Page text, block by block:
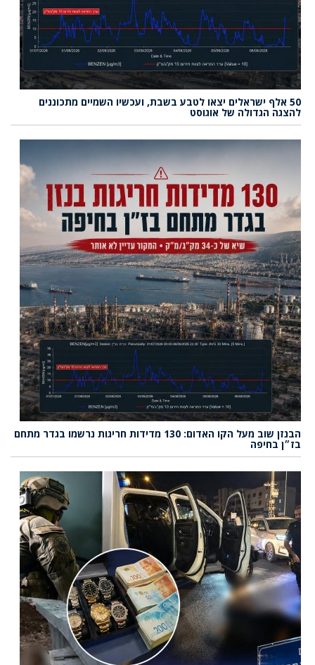
50 אלף ישראלים יצאו לטבע בשבת, ועכשיו השמיים מתכוננים
להצגה הגדולה של אוגוסט
הבנזן שוב מעל הקו האדום: 130 מדידות חריגות נרשמו בגדר מתחם
בז״ן בחיפה